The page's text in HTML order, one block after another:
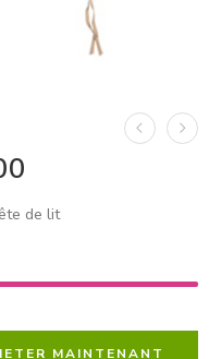
de lit
MAINTENANT